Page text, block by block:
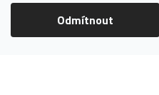
Odmítnout